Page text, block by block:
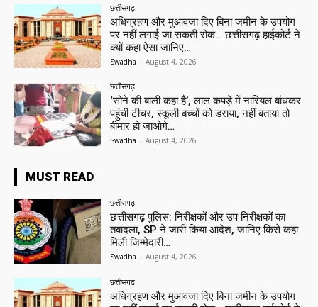
छत्तीसगढ़
अधिग्रहण और मुआवजा दिए बिना जमीन के उपयोग
पर नहीं लगाई जा सकती रोक… छत्तीसगढ़ हाईकोर्ट ने
क्यों कहा ऐसा जानिए…
Swadha - August 4, 2026
छत्तीसगढ़
‘सोने की बाली कहां है’, लाल कपड़े में नारियल बांधकर
पहुंची टीचर, स्कूली बच्चों को डराया, नहीं बताया तो
बीमार हो जाओगे…
Swadha - August 4, 2026
MUST READ
छत्तीसगढ़
छत्तीसगढ़ पुलिस: निरीक्षकों और उप निरीक्षकों का
तबादला, SP ने जारी किया आदेश, जानिए किसे कहां
मिली जिम्मेदारी…
Swadha - August 4, 2026
छत्तीसगढ़
अधिग्रहण और मुआवजा दिए बिना जमीन के उपयोग